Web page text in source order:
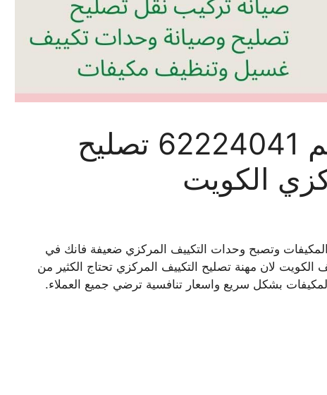
صيانة تكييف الفانم 62224041 تصليح
الكويت
المكيفات وتصبح وحدات التكييف المركزي ضعيفة فانك في
الكويت لان مهنة تصليح التكييف المركزي تحتاج الكثير من
بشكل سريع واسعار تنافسية ترضي جميع العملاء.